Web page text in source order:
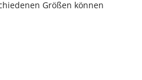
Größen können